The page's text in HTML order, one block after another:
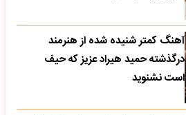
آهنگ کمتر شنیده شده از هنرمند
درگذشته حمید هیراد عزیز که حیف
است نشنوید